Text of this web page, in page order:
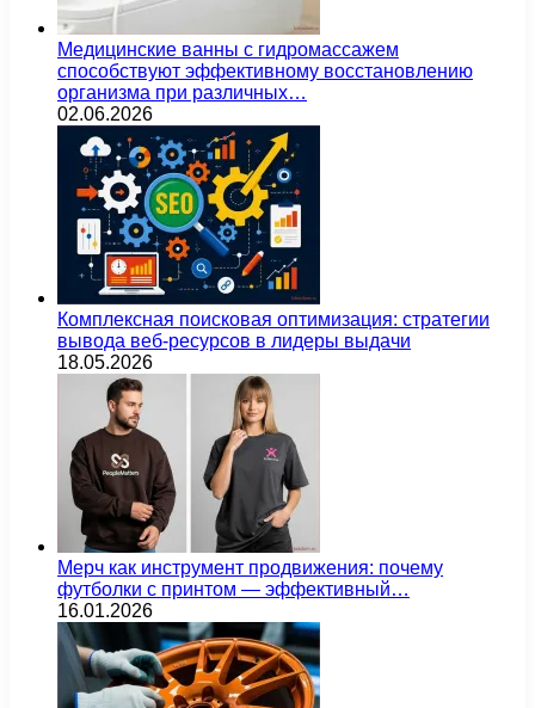
Медицинские ванны с гидромассажем
способствуют эффективному восстановлению
организма при различных…
02.06.2026
Комплексная поисковая оптимизация: стратегии
вывода веб-ресурсов в лидеры выдачи
18.05.2026
Мерч как инструмент продвижения: почему
футболки с принтом — эффективный…
16.01.2026